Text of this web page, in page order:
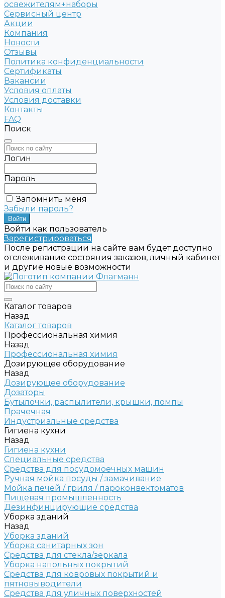
освежителям+наборы
Сервисный центр
Акции
Компания
Новости
Отзывы
Политика конфиденциальности
Сертификаты
Вакансии
Условия оплаты
Условия доставки
Контакты
FAQ
Поиск
Логин
Пароль
Запомнить меня
Забыли пароль?
Войти как пользователь
Зарегистрироваться
После регистрации на сайте вам будет доступно
отслеживание состояния заказов, личный кабинет
и другие новые возможности
Каталог товаров
Назад
Каталог товаров
Профессиональная химия
Назад
Профессиональная химия
Дозирующее оборудование
Назад
Дозирующее оборудование
Дозаторы
Бутылочки, распылители, крышки, помпы
Прачечная
Индустриальные средства
Гигиена кухни
Назад
Гигиена кухни
Специальные средства
Средства для посудомоечных машин
Ручная мойка посуды / замачивание
Мойка печей / гриля / пароконвектоматов
Пищевая промышленность
Дезинфинцирующие средства
Уборка зданий
Назад
Уборка зданий
Уборка санитарных зон
Средства для стекла/зеркала
Уборка напольных покрытий
Средства для ковровых покрытий и
пятновыводители
Средства для уличных поверхностей